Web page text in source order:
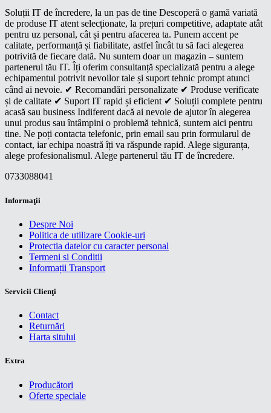
Soluții IT de încredere, la un pas de tine Descoperă o gamă variată
de produse IT atent selecționate, la prețuri competitive, adaptate atât
pentru uz personal, cât și pentru afacerea ta. Punem accent pe
calitate, performanță și fiabilitate, astfel încât tu să faci alegerea
potrivită de fiecare dată. Nu suntem doar un magazin – suntem
partenerul tău IT. Îți oferim consultanță specializată pentru a alege
echipamentul potrivit nevoilor tale și suport tehnic prompt atunci
când ai nevoie. ✔ Recomandări personalizate ✔ Produse verificate
și de calitate ✔ Suport IT rapid și eficient ✔ Soluții complete pentru
acasă sau business Indiferent dacă ai nevoie de ajutor în alegerea
unui produs sau întâmpini o problemă tehnică, suntem aici pentru
tine. Ne poți contacta telefonic, prin email sau prin formularul de
contact, iar echipa noastră îți va răspunde rapid. Alege siguranța,
alege profesionalismul. Alege partenerul tău IT de încredere.
0733088041
Informaţii
Despre Noi
Politica de utilizare Cookie-uri
Protectia datelor cu caracter personal
Termeni si Conditii
Informații Transport
Servicii Clienţi
Contact
Returnări
Harta sitului
Extra
Producători
Oferte speciale